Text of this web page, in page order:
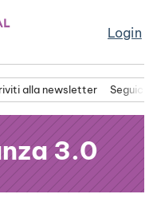
Login
alla newsletter Seguici
3.0